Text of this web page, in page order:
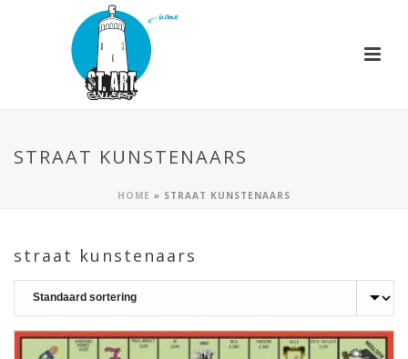
STRAAT KUNSTENAARS
HOME » STRAAT KUNSTENAARS
straat kunstenaars